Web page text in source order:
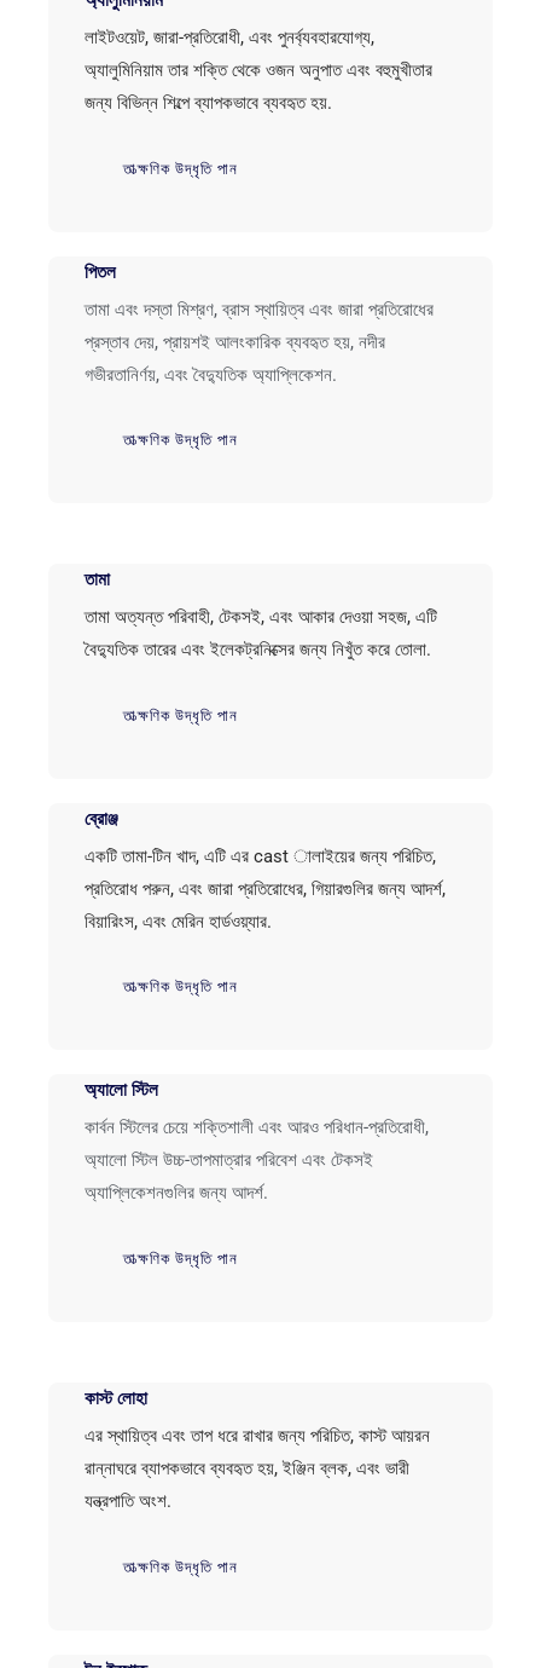
লাইটওয়েট, জারা-প্রতিরোধী, এবং পুনর্ব্যবহারযোগ্য,
অ্যালুমিনিয়াম তার শক্তি থেকে ওজন অনুপাত এবং বহুমুখীতার
জন্য বিভিন্ন শিল্পে ব্যাপকভাবে ব্যবহৃত হয়.
তাত্ক্ষণিক উদ্ধৃতি পান
পিতল
তামা এবং দস্তা মিশ্রণ, ব্রাস স্থায়িত্ব এবং জারা প্রতিরোধের
প্রস্তাব দেয়, প্রায়শই আলংকারিক ব্যবহৃত হয়, নদীর
গভীরতানির্ণয়, এবং বৈদ্যুতিক অ্যাপ্লিকেশন.
তাত্ক্ষণিক উদ্ধৃতি পান
তামা
তামা অত্যন্ত পরিবাহী, টেকসই, এবং আকার দেওয়া সহজ, এটি
বৈদ্যুতিক তারের এবং ইলেকট্রনিক্সের জন্য নিখুঁত করে তোলা.
তাত্ক্ষণিক উদ্ধৃতি পান
ব্রোঞ্জ
একটি তামা-টিন খাদ, এটি এর cast ালাইয়ের জন্য পরিচিত,
প্রতিরোধ পরুন, এবং জারা প্রতিরোধের, গিয়ারগুলির জন্য আদর্শ,
বিয়ারিংস, এবং মেরিন হার্ডওয়্যার.
তাত্ক্ষণিক উদ্ধৃতি পান
অ্যালো স্টিল
কার্বন স্টিলের চেয়ে শক্তিশালী এবং আরও পরিধান-প্রতিরোধী,
অ্যালো স্টিল উচ্চ-তাপমাত্রার পরিবেশ এবং টেকসই
অ্যাপ্লিকেশনগুলির জন্য আদর্শ.
তাত্ক্ষণিক উদ্ধৃতি পান
কাস্ট লোহা
এর স্থায়িত্ব এবং তাপ ধরে রাখার জন্য পরিচিত, কাস্ট আয়রন
রান্নাঘরে ব্যাপকভাবে ব্যবহৃত হয়, ইঞ্জিন ব্লক, এবং ভারী
যন্ত্রপাতি অংশ.
তাত্ক্ষণিক উদ্ধৃতি পান